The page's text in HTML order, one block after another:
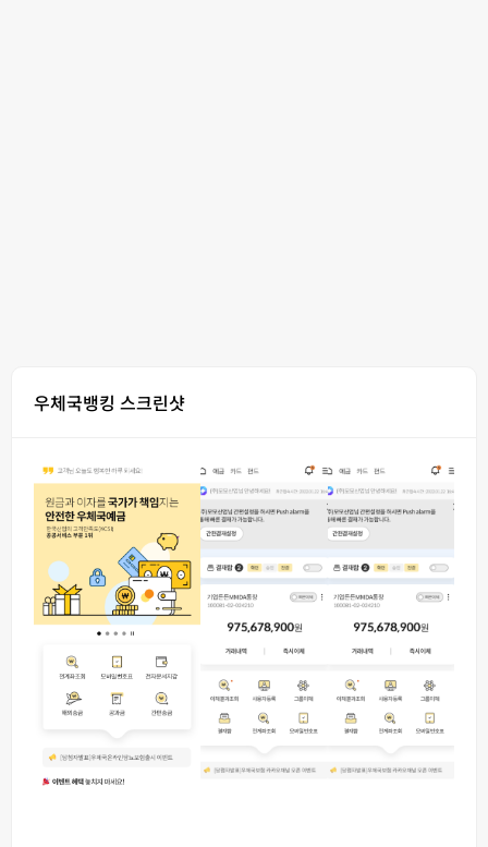
우체국뱅킹 스크린샷